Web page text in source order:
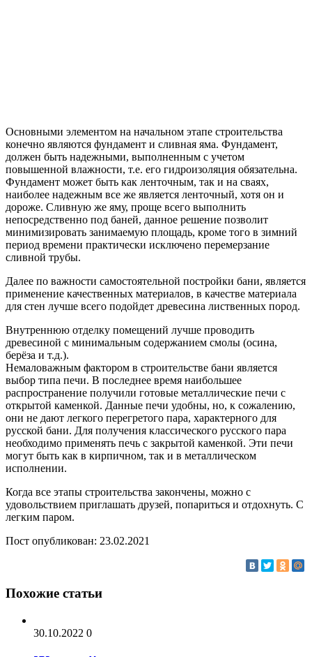
Основными элементом на начальном этапе строительства
конечно являются фундамент и сливная яма. Фундамент,
должен быть надежными, выполненным с учетом
повышенной влажности, т.е. его гидроизоляция обязательна.
Фундамент может быть как ленточным, так и на сваях,
наиболее надежным все же является ленточный, хотя он и
дороже. Сливную же яму, проще всего выполнить
непосредственно под баней, данное решение позволит
минимизировать занимаемую площадь, кроме того в зимний
период времени практически исключено перемерзание
сливной трубы.
Далее по важности самостоятельной постройки бани, является
применение качественных материалов, в качестве материала
для стен лучше всего подойдет древесина лиственных пород.
Внутреннюю отделку помещений лучше проводить
древесиной с минимальным содержанием смолы (осина,
берёза и т.д.).
Немаловажным фактором в строительстве бани является
выбор типа печи. В последнее время наибольшее
распространение получили готовые металлические печи с
открытой каменкой. Данные печи удобны, но, к сожалению,
они не дают легкого перегретого пара, характерного для
русской бани. Для получения классического русского пара
необходимо применять печь с закрытой каменкой. Эти печи
могут быть как в кирпичном, так и в металлическом
исполнении.
Когда все этапы строительства закончены, можно с
удовольствием приглашать друзей, попариться и отдохнуть. С
легким паром.
Пост опубликован: 23.02.2021
Похожие статьи
30.10.2022 0